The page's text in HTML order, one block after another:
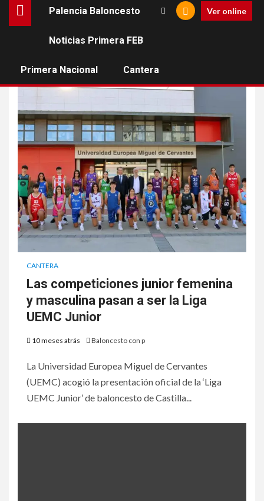
Palencia Baloncesto
Noticias Primera FEB
Primera Nacional Cantera
Ver online
CANTERA
Las competiciones junior femenina
y masculina pasan a ser la Liga
UEMC Junior
10 meses atrás Baloncesto con p
La Universidad Europea Miguel de Cervantes
(UEMC) acogió la presentación oficial de la ‘Liga
UEMC Junior’ de baloncesto de Castilla...